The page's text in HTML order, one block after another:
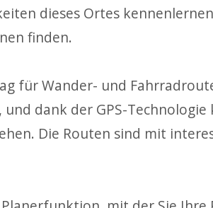
dieses Ortes
finden.
für Wander- und
dank der GPS-Technologie
Die Routen sind mit